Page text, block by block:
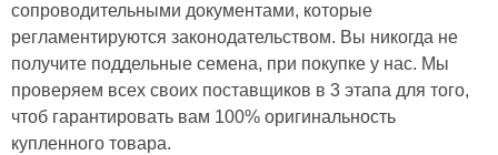
сопроводительными документами, которые
регламентируются законодательством. Вы никогда не
получите поддельные семена, при покупке у нас. Мы
проверяем всех своих поставщиков в 3 этапа для того,
чтоб гарантировать вам 100% оригинальность
купленного товара.